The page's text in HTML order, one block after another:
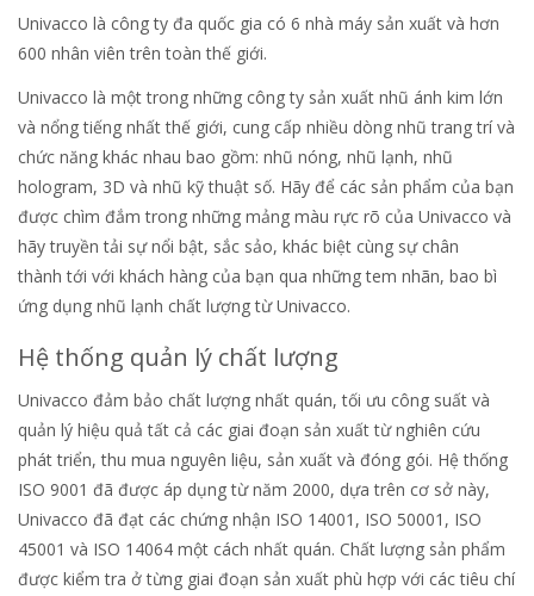
Univacco là công ty đa quốc gia có 6 nhà máy sản xuất và hơn
600 nhân viên trên toàn thế giới.
Univacco là một trong những công ty sản xuất nhũ ánh kim lớn
và nổng tiếng nhất thế giới, cung cấp nhiều dòng nhũ trang trí và
chức năng khác nhau bao gồm: nhũ nóng, nhũ lạnh, nhũ
hologram, 3D và nhũ kỹ thuật số. Hãy để các sản phẩm của bạn
được chìm đắm trong những mảng màu rực rõ của Univacco và
hãy truyền tải sự nổi bật, sắc sảo, khác biệt cùng sự chân
thành tới với khách hàng của bạn qua những tem nhãn, bao bì
ứng dụng nhũ lạnh chất lượng từ Univacco.
Hệ thống quản lý chất lượng
Univacco đảm bảo chất lượng nhất quán, tối ưu công suất và
quản lý hiệu quả tất cả các giai đoạn sản xuất từ nghiên cứu
phát triển, thu mua nguyên liệu, sản xuất và đóng gói. Hệ thống
ISO 9001 đã được áp dụng từ năm 2000, dựa trên cơ sở này,
Univacco đã đạt các chứng nhận ISO 14001, ISO 50001, ISO
45001 và ISO 14064 một cách nhất quán. Chất lượng sản phẩm
được kiểm tra ở từng giai đoạn sản xuất phù hợp với các tiêu chí